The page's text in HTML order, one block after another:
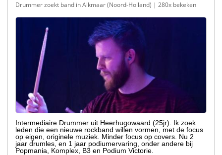
Drummer zoekt band in Alkmaar (Noord-Holland) | 280x bekeken
Intermediaire Drummer uit Heerhugowaard (25jr). Ik zoek
leden die een nieuwe rockband willen vormen, met de focus
op eigen, originele muziek. Minder focus op covers. Nu 2
jaar drumles, en 1 jaar podiumervaring, onder andere bij
Popmania, Komplex, B3 en Podium Victorie.